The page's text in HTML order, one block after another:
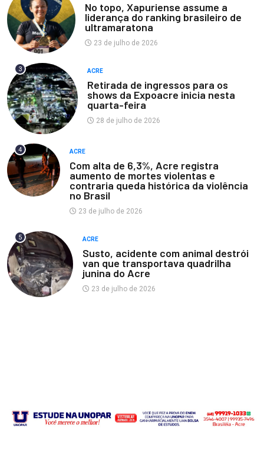
No topo, Xapuriense assume a
liderança do ranking brasileiro de
ultramaratona
23 de julho de 2026
3 ACRE
Retirada de ingressos para os
shows da Expoacre inicia nesta
quarta-feira
28 de julho de 2026
4 ACRE
Com alta de 6,3%, Acre registra
aumento de mortes violentas e
contraria queda histórica da violência
no Brasil
23 de julho de 2026
5 ACRE
Susto, acidente com animal destrói
van que transportava quadrilha
junina do Acre
23 de julho de 2026